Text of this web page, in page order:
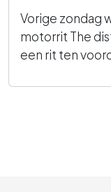
Vorige zondag
motorrit The
een rit ten